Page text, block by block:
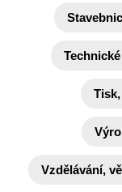
Vzdělávání,